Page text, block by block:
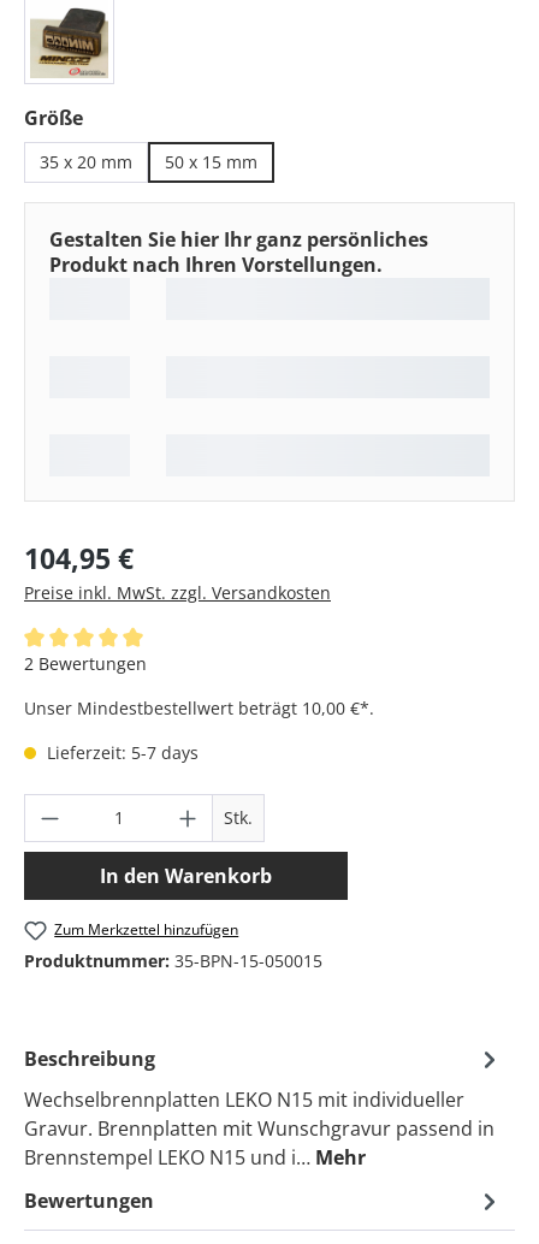
Größeauswählen
35 x 20 mm 50 x 15 mm
Gestalten Sie hier Ihr ganz persönliches
Produkt nach Ihren Vorstellungen.
Regulärer Preis:
104,95 €
Preise inkl. MwSt. zzgl. Versandkosten
Durchschnittliche Bewertung von 5 von 5 Sternen
2 Bewertungen
Unser Mindestbestellwert beträgt 10,00 €*.
Lieferzeit: 5-7 days
Produkt Anzahl: Gib den gewünschten
Stk.
In den Warenkorb
Zum Merkzettel hinzufügen
Produktnummer: 35-BPN-15-050015
Beschreibung
Wechselbrennplatten LEKO N15 mit individueller
Gravur. Brennplatten mit Wunschgravur passend in
Brennstempel LEKO N15 und i… Mehr
Bewertungen